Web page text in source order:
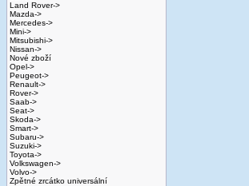
Land Rover->
Mazda->
Mercedes->
Mini->
Mitsubishi->
Nissan->
Nové zboží
Opel->
Peugeot->
Renault->
Rover->
Saab->
Seat->
Skoda->
Smart->
Subaru->
Suzuki->
Toyota->
Volkswagen->
Volvo->
Zpětné zrcátko universální